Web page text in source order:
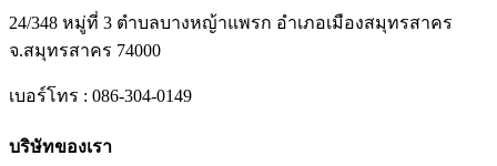
24/348 หมู่ที่ 3 ตำบลบางหญ้าแพรก อำเภอเมืองสมุทรสาคร
จ.สมุทรสาคร 74000
เบอร์โทร : 086-304-0149
บริษัทของเรา